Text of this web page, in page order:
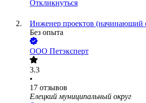
Откликнуться
Инженер проектов (начинающий
Без опыта
ООО Петэксперт
3.3
•
17 отзывов
Елецкий муниципальный округ